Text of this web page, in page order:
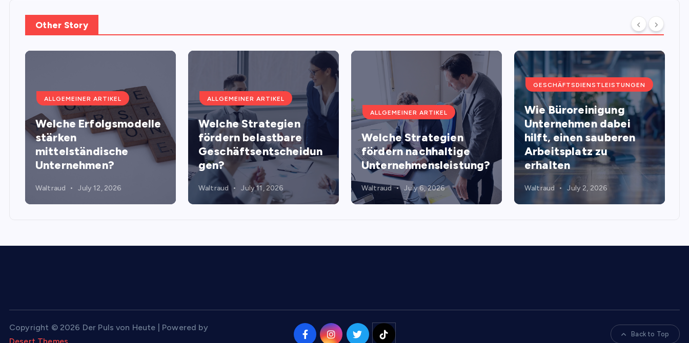
Other Story
ALLGEMEINER ARTIKEL
Welche Erfolgsmodelle
stärken
mittelständische
Unternehmen?
Waltraud July 12, 2026
ALLGEMEINER ARTIKEL
Welche Strategien
fördern belastbare
Geschäftsentscheidun
gen?
Waltraud July 11, 2026
ALLGEMEINER ARTIKEL
Welche Strategien
fördern nachhaltige
Unternehmensleistung?
Waltraud July 6, 2026
GESCHÄFTSDIENSTLEISTUNGEN
Wie Büroreinigung
Unternehmen dabei
hilft, einen sauberen
Arbeitsplatz zu
erhalten
Waltraud July 2, 2026
Copyright © 2026 Der Puls von Heute | Powered by
Desert Themes
Back to Top